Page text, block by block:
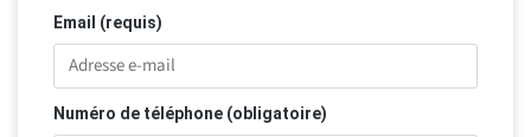
Email (requis)
Numéro de téléphone (obligatoire)